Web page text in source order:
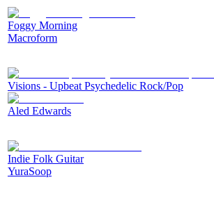
Foggy Morning
Macroform
Visions - Upbeat Psychedelic Rock/Pop
Aled Edwards
Indie Folk Guitar
YuraSoop